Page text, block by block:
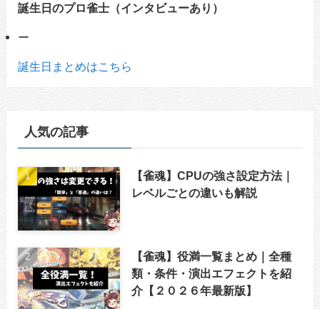
誕生日のプロ雀士（インタビューあり）
ー
誕生日まとめはこちら
人気の記事
【雀魂】CPUの強さ設定方法｜
レベルごとの違いも解説
【雀魂】役満一覧まとめ｜全種
類・条件・演出エフェクトを紹
介【２０２６年最新版】